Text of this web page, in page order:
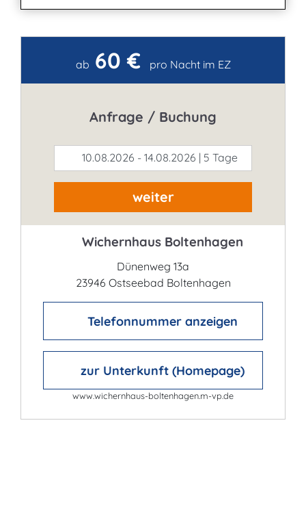
Kontakt
ab 60 € pro Nacht im EZ
Anfrage / Buchung
10.08.2026 - 14.08.2026 | 5 Tage
weiter
Wichernhaus Boltenhagen
Dünenweg 13a
23946 Ostseebad Boltenhagen
Telefonnummer anzeigen
zur Unterkunft (Homepage)
www.wichernhaus-boltenhagen.m-vp.de